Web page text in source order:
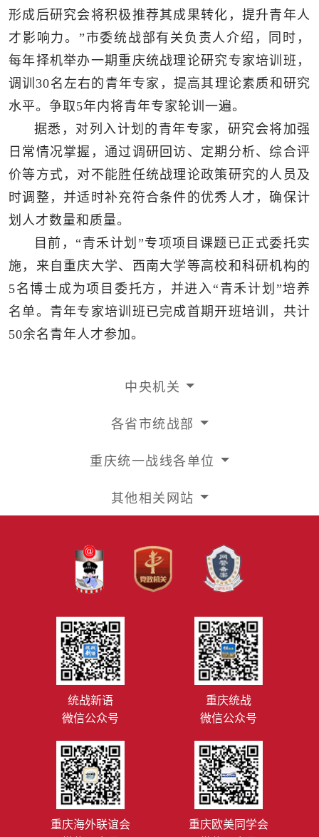
形成后研究会将积极推荐其成果转化，提升青年人
才影响力。”市委统战部有关负责人介绍，同时，
每年择机举办一期重庆统战理论研究专家培训班，
调训30名左右的青年专家，提高其理论素质和研究
水平。争取5年内将青年专家轮训一遍。
据悉，对列入计划的青年专家，研究会将加强
日常情况掌握，通过调研回访、定期分析、综合评
价等方式，对不能胜任统战理论政策研究的人员及
时调整，并适时补充符合条件的优秀人才，确保计
划人才数量和质量。
目前，“青禾计划”专项项目课题已正式委托实
施，来自重庆大学、西南大学等高校和科研机构的
5名博士成为项目委托方，并进入“青禾计划”培养
名单。青年专家培训班已完成首期开班培训，共计
50余名青年人才参加。
中央机关
各省市统战部
重庆统一战线各单位
其他相关网站
统战新语
微信公众号
重庆统战
微信公众号
重庆海外联谊会
重庆欧美同学会